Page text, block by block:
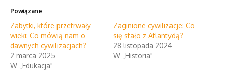
Powiązane
Zabytki, które przetrwały
wieki: Co mówią nam o
dawnych cywilizacjach?
2 marca 2025
W „Edukacja"
Zaginione cywilizacje: Co
się stało z Atlantydą?
28 listopada 2024
W „Historia"